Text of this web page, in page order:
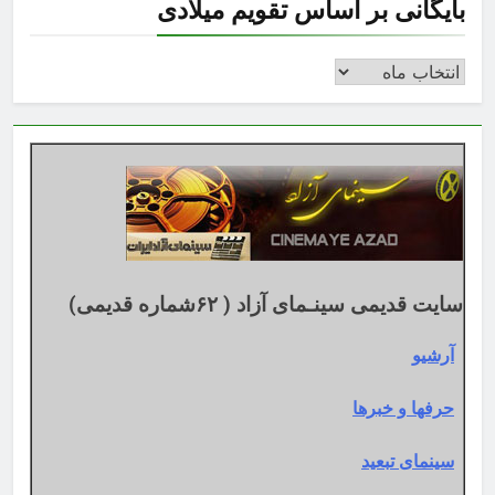
بایگانی بر اساس تقویم میلادی
بایگانی
اساس
تقویم
میلادی
سایت قدیمی سینـمای آزاد ( ۶۲شماره قدیمی)
آرشیو
حرفها و خبرها
سینمای تبعید